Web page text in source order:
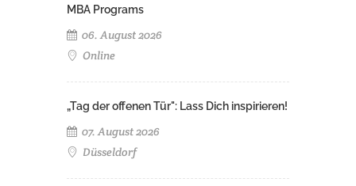
MBA Programs
06. August 2026
Online
„Tag der offenen Tür": Lass Dich inspirieren!
07. August 2026
Düsseldorf